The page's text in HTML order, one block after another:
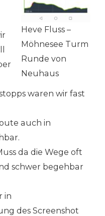
Heve Fluss –
Möhnesee Turm
Runde von
Neuhaus
waren wir fast
auch in
da die Wege oft
schwer begehbar
in
des Screenshot